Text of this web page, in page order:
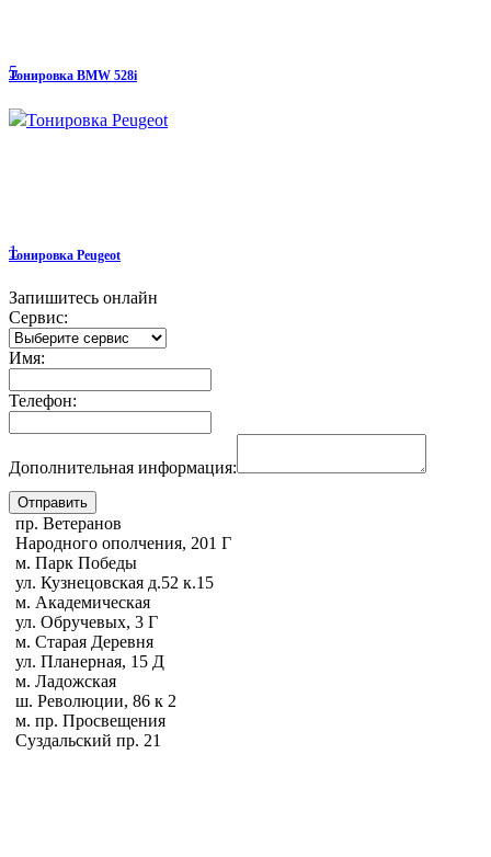
5
Тонировка BMW 528i
1
Тонировка Peugeot
Запишитесь онлайн
Сервис:
Имя:
Телефон:
Дополнительная информация:
пр. Ветеранов
Народного ополчения, 201 Г
м. Парк Победы
ул. Кузнецовская д.52 к.15
м. Академическая
ул. Обручевых, 3 Г
м. Старая Деревня
ул. Планерная, 15 Д
м. Ладожская
ш. Революции, 86 к 2
м. пр. Просвещения
Суздальский пр. 21